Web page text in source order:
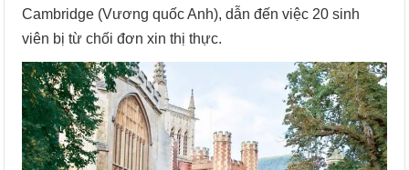
Cambridge (Vương quốc Anh), dẫn đến việc 20 sinh
viên bị từ chối đơn xin thị thực.